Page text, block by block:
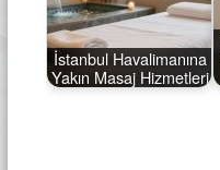
İstanbul Havalimanına
Yakın Masaj Hizmetleri